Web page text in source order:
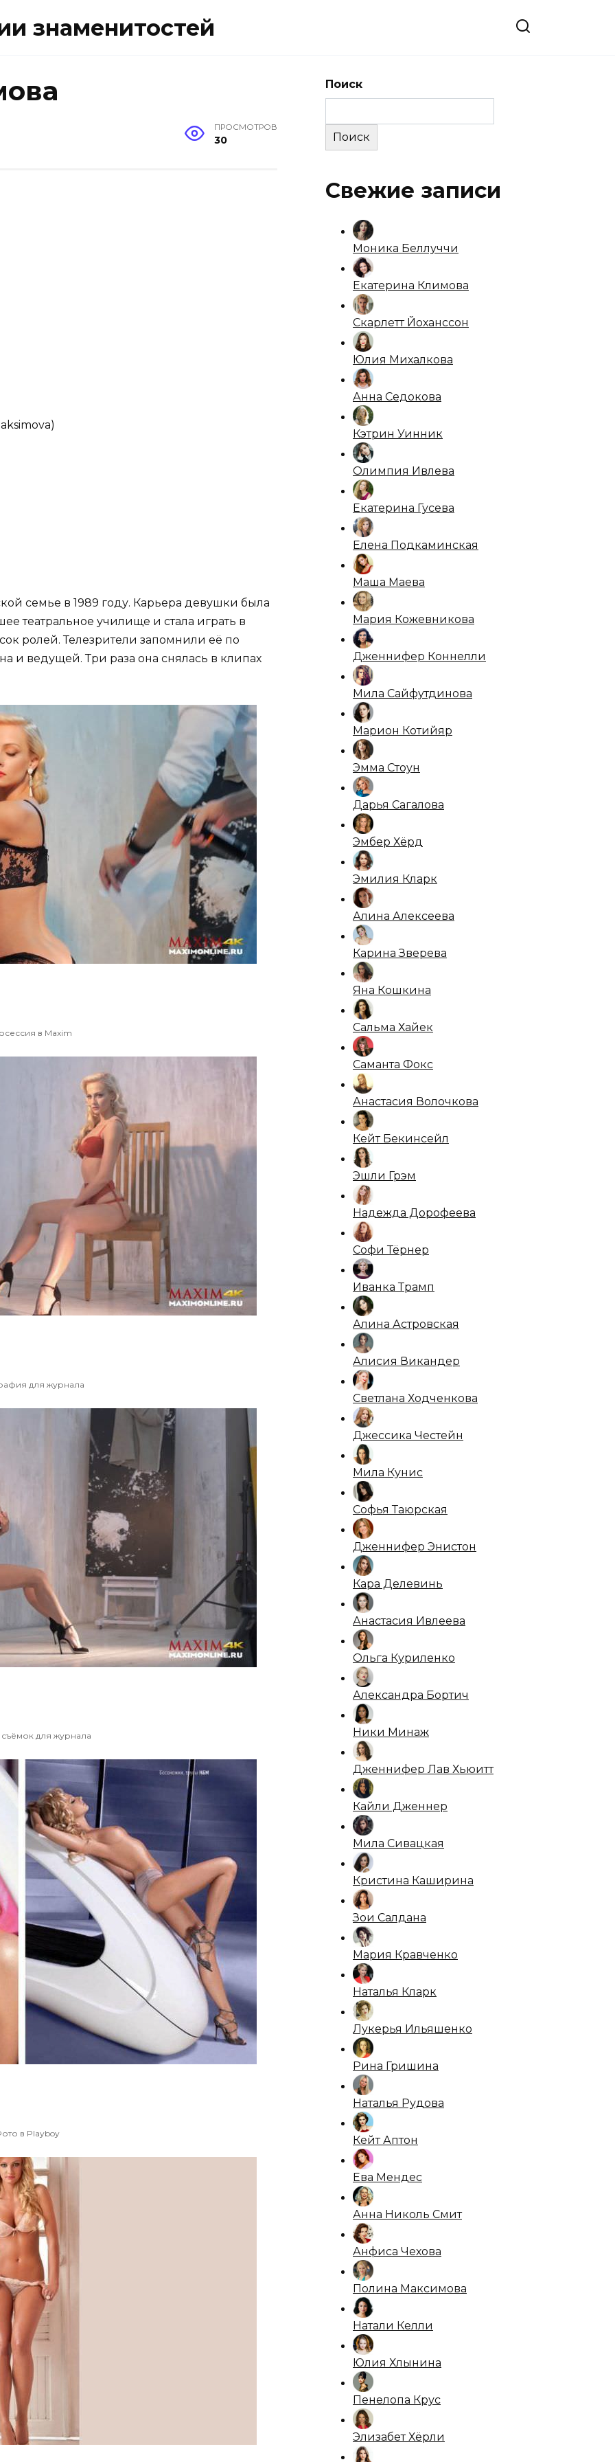
знаменитостей
ПРОСМОТРОВ
30
семье в 1989 году. Карьера девушки была
театральное училище и стала играть в
ролей. Телезрители запомнили её по
и ведущей. Три раза она снялась в клипах
в Maxim
для журнала
для журнала
в Playboy
Поиск
Поиск
Свежие записи
Моника Беллуччи
Екатерина Климова
Скарлетт Йоханссон
Юлия Михалкова
Анна Седокова
Кэтрин Уинник
Олимпия Ивлева
Екатерина Гусева
Елена Подкаминская
Маша Маева
Мария Кожевникова
Дженнифер Коннелли
Мила Сайфутдинова
Марион Котийяр
Эмма Стоун
Дарья Сагалова
Эмбер Хёрд
Эмилия Кларк
Алина Алексеева
Карина Зверева
Яна Кошкина
Сальма Хайек
Саманта Фокс
Анастасия Волочкова
Кейт Бекинсейл
Эшли Грэм
Надежда Дорофеева
Софи Тёрнер
Иванка Трамп
Алина Астровская
Алисия Викандер
Светлана Ходченкова
Джессика Честейн
Мила Кунис
Софья Таюрская
Дженнифер Энистон
Кара Делевинь
Анастасия Ивлеева
Ольга Куриленко
Александра Бортич
Ники Минаж
Дженнифер Лав Хьюитт
Кайли Дженнер
Мила Сивацкая
Кристина Каширина
Зои Салдана
Мария Кравченко
Наталья Кларк
Лукерья Ильяшенко
Рина Гришина
Наталья Рудова
Кейт Аптон
Ева Мендес
Анна Николь Смит
Анфиса Чехова
Полина Максимова
Натали Келли
Юлия Хлынина
Пенелопа Крус
Элизабет Хёрли